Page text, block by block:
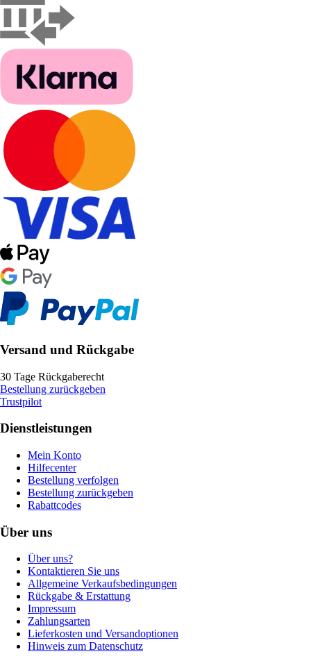
Versand und Rückgabe
30 Tage Rückgaberecht
Bestellung zurückgeben
Trustpilot
Dienstleistungen
Mein Konto
Hilfecenter
Bestellung verfolgen
Bestellung zurückgeben
Rabattcodes
Über uns
Über uns?
Kontaktieren Sie uns
Allgemeine Verkaufsbedingungen
Rückgabe & Erstattung
Impressum
Zahlungsarten
Lieferkosten und Versandoptionen
Hinweis zum Datenschutz